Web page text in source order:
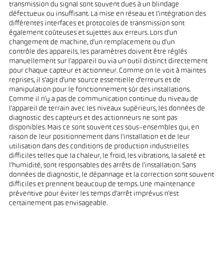
transmission du signal sont souvent dues à un blindage
défectueux ou insuffisant. La mise en réseau et l'intégration des
différentes interfaces et protocoles de transmission sont
également coûteuses et sujettes aux erreurs. Lors d'un
changement de machine, d'un remplacement ou d'un
contrôle des appareils, les paramètres doivent être réglés
manuellement sur l'appareil ou via un outil distinct directement
pour chaque capteur et actionneur. Comme on le voit à maintes
reprises, il s'agit d'une source essentielle d'erreurs et de
manipulation pour le fonctionnement sûr des installations.
Comme il n'y a pas de communication continue du niveau de
l'appareil de terrain avec les niveaux supérieurs, les données de
diagnostic des capteurs et des actionneurs ne sont pas
disponibles. Mais ce sont souvent ces sous-ensembles qui, en
raison de leur positionnement dans l'installation et de leur
utilisation dans des conditions de production industrielles
difficiles telles que la chaleur, le froid, les vibrations, la saleté et
l'humidité, sont responsables des arrêts de l'installation. Sans
données de diagnostic, le dépannage et la correction sont souvent
difficiles et prennent beaucoup de temps. Une maintenance
préventive pour éviter les temps d'arrêt imprévus n'est
certainement pas envisageable.